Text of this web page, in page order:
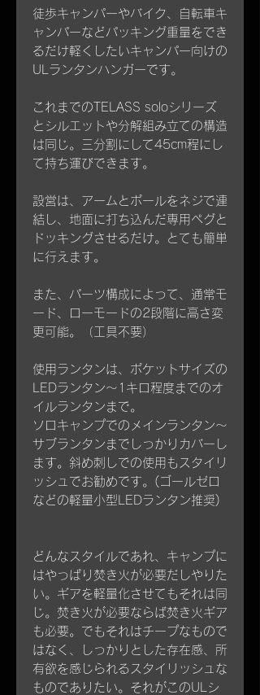
徒歩キャンパーやバイク、自転車キ
ャンパーなどパッキング重量をでき
るだけ軽くしたいキャンパー向けの
ULランタンハンガーです。
これまでのTELASS soloシリーズ
とシルエットや分解組み立ての構造
は同じ。三分割にして45cm程にし
て持ち運びできます。
設営は、アームとポールをネジで連
結し、地面に打ち込んだ専用ペグと
ドッキングさせるだけ。とても簡単
に行えます。
また、パーツ構成によって、通常モ
ード、ローモードの2段階に高さ変
更可能。（工具不要）
使用ランタンは、ポケットサイズの
LEDランタン～1キロ程度までのオ
イルランタンまで。
ソロキャンプでのメインランタン～
サブランタンまでしっかりカバーし
ます。斜め刺しでの使用もスタイリ
ッシュでお勧めです。(ゴールゼロ
などの軽量小型LEDランタン推奨)
どんなスタイルであれ、キャンプに
はやっぱり焚き火が必要だしやりた
い。ギアを軽量化させてもそれは同
じ。焚き火が必要ならば焚き火ギア
も必要。でもそれはチープなもので
はなく、しっかりとした存在感、所
有欲を感じられるスタイリッシュな
ものでありたい。それがこのULシ